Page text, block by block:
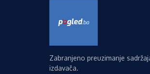
Zabranjeno preuzimanje
izdavača.